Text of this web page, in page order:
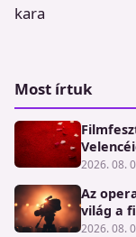
kara
Most írtuk
2026. 08.
Az
világ a
2026. 08.